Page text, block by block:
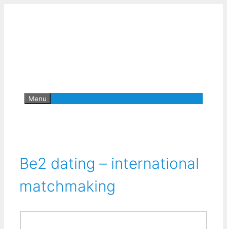
Menu
Be2 dating – international
matchmaking